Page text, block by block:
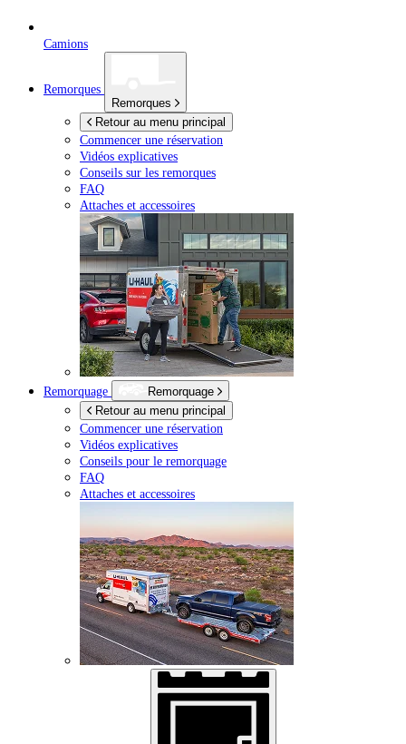
Camions
Remorques
Remorques
Retour au menu principal
Commencer une réservation
Vidéos explicatives
Conseils sur les remorques
FAQ
Attaches et accessoires
Remorquage
Remorquage
Retour au menu principal
Commencer une réservation
Vidéos explicatives
Conseils pour le remorquage
FAQ
Attaches et accessoires